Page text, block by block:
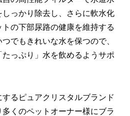
っかり除去し、さらに軟水化
の下部尿路の健康を維持する
でもきれいな水を保つので、
っぷり」水を飲めるようサポ
するピュアクリスタルブランド
くのペットオーナー様にブラ